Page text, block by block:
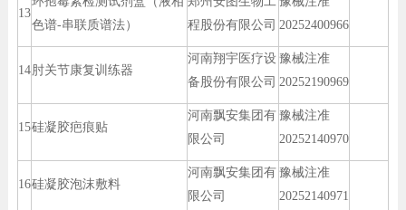
13
色谱-串联质谱法）
程股份有限公司 20252400966
14 肘关节康复训练器
河南翔宇医疗设
备股份有限公司
豫械注准
20252190969
15硅凝胶疤痕贴
河南飘安集团有
限公司
豫械注准
20252140970
16硅凝胶泡沫敷料
河南飘安集团有
限公司
豫械注准
20252140971